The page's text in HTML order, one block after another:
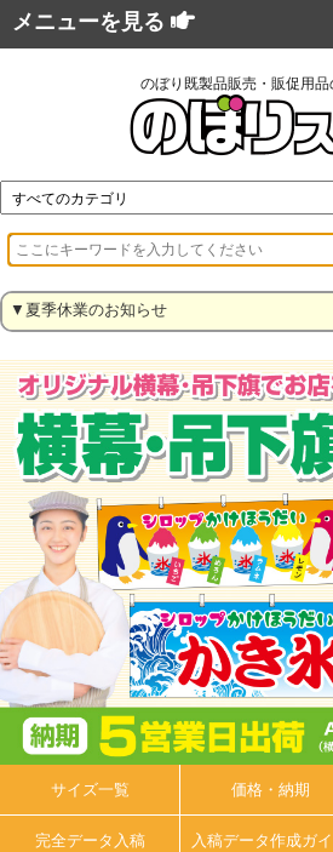
メニューを見る
のぼり既製品販売・販促用品
▼夏季休業のお知らせ
サイズ一覧 価格・納期
完全データ入稿 入稿データ作成ガ